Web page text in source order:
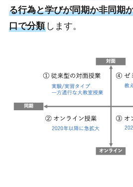
る行為と学びが同期か非同期
口で分類します。